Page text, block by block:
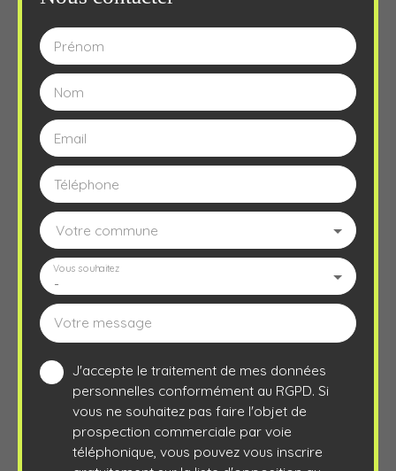
Prénom
Nom
Email
Téléphone
Votre commune
-
Vous souhaitez
Votre message
J'accepte le traitement de mes données
personnelles conformément au RGPD. Si
vous ne souhaitez pas faire l'objet de
prospection commerciale par voie
téléphonique, vous pouvez vous inscrire